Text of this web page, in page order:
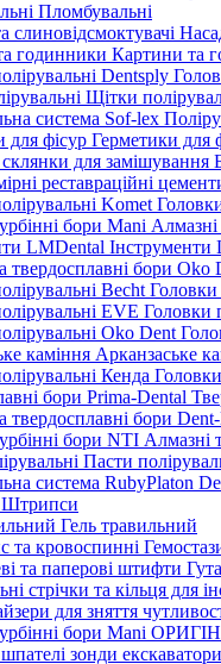
Пломбувальні
Картини та
Щітки
Герметики для
Алмазні
Інструменти
Головки
Головки
Арканзаське
Алмазні
Пасти
Штрипси
Гель травильний